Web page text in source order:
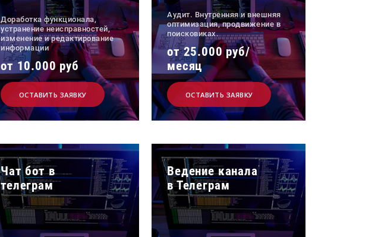
Доработка функционала,
устранение неисправностей,
изменение и редактирование
информации
от 10.000 руб
ОСТАВИТЬ ЗАЯВКУ
Аудит. Внутренняя и внешняя
оптимизация, продвижение в
поисковиках.
от 25.000 руб/
месяц
ОСТАВИТЬ ЗАЯВКУ
Чат бот в
телеграм
Ведение канала
в Телеграм